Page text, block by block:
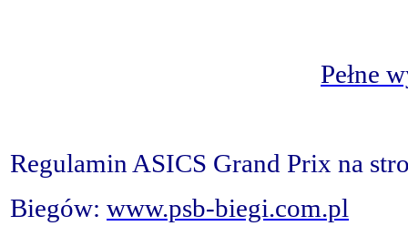
Pełne
Regulamin ASICS Grand Prix na
Biegów: www.psb-biegi.com.pl